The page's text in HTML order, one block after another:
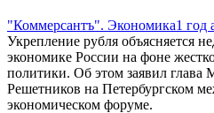
"Коммерсантъ". Экономика1 год
Укрепление рубля объясняется
экономике России на фоне
политики. Об этом заявил
Решетников на Петербургском
экономическом форуме.